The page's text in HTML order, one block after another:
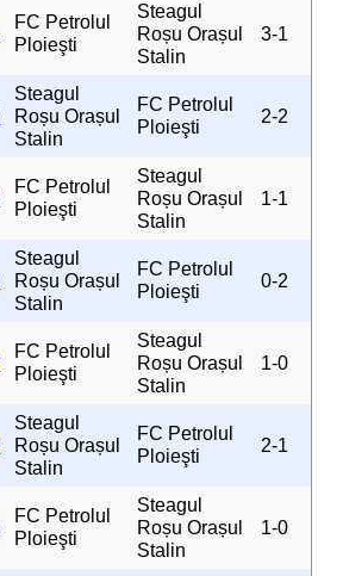
FC Petrolul
Ploieşti
Steagul
Roșu Orașul
Stalin
3-1
Steagul
Roșu Orașul
Stalin
FC Petrolul
Ploieşti
2-2
FC Petrolul
Ploieşti
Steagul
Roșu Orașul
Stalin
1-1
Steagul
Roșu Orașul
Stalin
FC Petrolul
Ploieşti
0-2
FC Petrolul
Ploieşti
Steagul
Roșu Orașul
Stalin
1-0
Steagul
Roșu Orașul
Stalin
FC Petrolul
Ploieşti
2-1
FC Petrolul
Ploieşti
Steagul
Roșu Orașul
Stalin
1-0